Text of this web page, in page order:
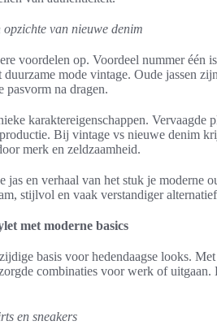
van nieuwe denim
voordelen op. Voordeel nummer één
mode vintage. Oude jassen
pasvorm na dragen.
karaktereigenschappen. Vervaagde
Bij vintage vs nieuwe denim
merk en zeldzaamheid.
jas en verhaal van het stuk je moderne
stijlvol en vaak verstandiger
met moderne basics
basis voor hedendaagse looks.
combinaties voor werk of
en sneakers